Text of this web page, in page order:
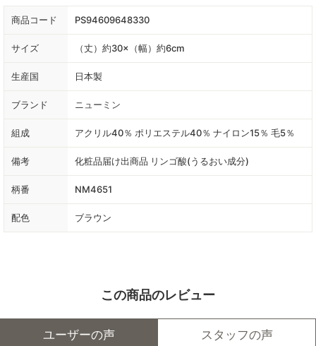
商品コード PS94609648330
サイズ （丈）約30×（幅）約6cm
生産国 日本製
ブランド ニューミン
組成 アクリル40％ ポリエステル40％ ナイロン15％ 毛5％
備考 化粧品届け出商品 リンゴ酸(うるおい成分)
柄番 NM4651
配色 ブラウン
この商品のレビュー
ユーザーの声 スタッフの声